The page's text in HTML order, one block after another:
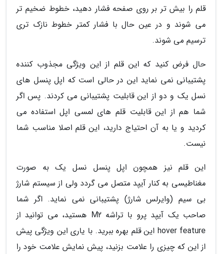
قلم را بیش تر بر روی صفحه فشار دهید، خطوط ضخیم تر
می شوند و در عین حال با فشار کمتر خطوط نازک تری
ترسیم می شوند.
حال فرض کنید که این قلم از این ویژگی مجذوب کننده
پشتیبانی نمی نماید این در حالی است که اپل پنسل های
نسل یک و دو از این قابلیت پشتیبانی می کردند. پس اگر
شما هم از این قابلیت قلم های لمسی اپل استفاده می
کردید و یا به آن احتیاج دارید، این قلم اصلا مناسب شما
نیست.
این قلم نیز همچون اپل پنسل نسل یک به صورت
مغناطیسی به کنار آیپد متصل می گردد ولی از سیستم شارژ
بی سیم (وایرلس شارژ) پشتیبانی نمی نماید. اگر شما
صاحب یک آیپد پرو با تراشه M2 هستید، می توانید از
hover feature این قلم بهره ببرید. با یاری این ویژگی پیش
از این که چیزی را علامت بزنید، پیش نمایش علامت خود را